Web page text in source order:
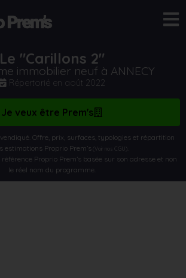
Le "Carillons 2"
immobilier neuf à ANNECY
Répertorié en août 2022
Je veux être Prem's
Offre, prix, surfaces, typologies et répartition
estimations Proprio Prem’s(Voir nos CGU)
Proprio Prem’s basée sur son adresse et non
le réel nom du programme.